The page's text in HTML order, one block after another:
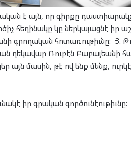
է այն, որ գիր­քը
հե­ղի­նա­կը կը ներ­կա­յաց­նէ իր
գրո­ղա­կան հո­տա­ռու­թիւնը: Յ.
ղե­կա­վար Ռու­բէն Բա­բայ­եա­նի
մա­սին, թէ ով ենք մենք, ուր­կէ
իր գրա­կան գոր­ծու­նէ­ու­թիւնը: